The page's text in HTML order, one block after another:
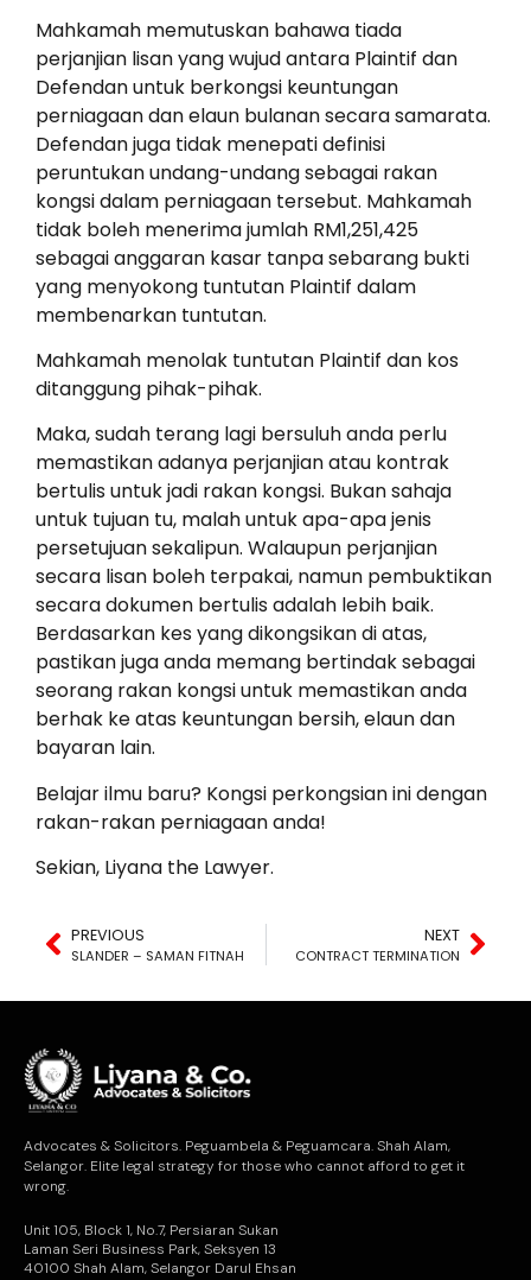
Mahkamah memutuskan bahawa tiada
perjanjian lisan yang wujud antara Plaintif dan
Defendan untuk berkongsi keuntungan
perniagaan dan elaun bulanan secara samarata.
Defendan juga tidak menepati definisi
peruntukan undang-undang sebagai rakan
kongsi dalam perniagaan tersebut. Mahkamah
tidak boleh menerima jumlah RM1,251,425
sebagai anggaran kasar tanpa sebarang bukti
yang menyokong tuntutan Plaintif dalam
membenarkan tuntutan.
Mahkamah menolak tuntutan Plaintif dan kos
ditanggung pihak-pihak.
Maka, sudah terang lagi bersuluh anda perlu
memastikan adanya perjanjian atau kontrak
bertulis untuk jadi rakan kongsi. Bukan sahaja
untuk tujuan tu, malah untuk apa-apa jenis
persetujuan sekalipun. Walaupun perjanjian
secara lisan boleh terpakai, namun pembuktikan
secara dokumen bertulis adalah lebih baik.
Berdasarkan kes yang dikongsikan di atas,
pastikan juga anda memang bertindak sebagai
seorang rakan kongsi untuk memastikan anda
berhak ke atas keuntungan bersih, elaun dan
bayaran lain.
Belajar ilmu baru? Kongsi perkongsian ini dengan
rakan-rakan perniagaan anda!
Sekian, Liyana the Lawyer.
PREVIOUS
SLANDER – SAMAN FITNAH
NEXT
CONTRACT TERMINATION
Advocates & Solicitors. Peguambela & Peguamcara. Shah Alam,
Selangor. Elite legal strategy for those who cannot afford to get it
wrong.
Unit 105, Block 1, No.7, Persiaran Sukan
Laman Seri Business Park, Seksyen 13
40100 Shah Alam, Selangor Darul Ehsan